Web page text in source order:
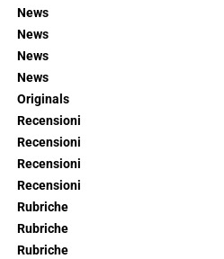
News
News
News
News
Originals
Recensioni
Recensioni
Recensioni
Recensioni
Rubriche
Rubriche
Rubriche